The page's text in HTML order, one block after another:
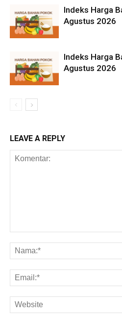
Indeks Harga
Agustus 2026
Indeks Harga
Agustus 2026
LEAVE A REPLY